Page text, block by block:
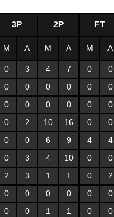
3P 2P FT
M A M A M A
0 3 4 7 0
0
0 0 0 0 0
0
0 0 0 0 0
0
0 2 10 16 0
0
0 0 6 9 4
4
0 3 4 10 0
0
2 3 1 1 0
2
0 0 0 0 0
0
0 0 1 1 0
0